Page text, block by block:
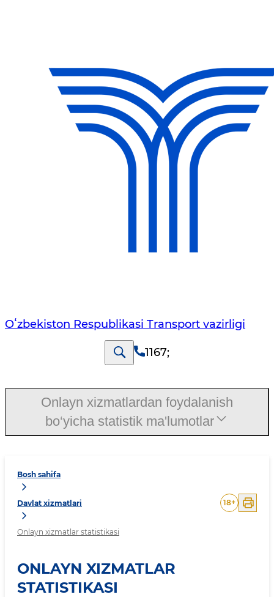
Oʻzbekiston Respublikasi Transport vazirligi
1167;
Bosh sahifa
Davlat xizmatlari
Onlayn xizmatlar statistikasi
18+
ONLAYN XIZMATLAR
STATISTIKASI
Onlayn xizmatlardan foydalanish
bo‘yicha statistik ma'lumotlar